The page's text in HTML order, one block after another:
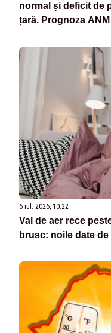
normal și deficit de
țară. Prognoza ANM
6 iul. 2026, 10:22
Val de aer rece
brusc: noile date de